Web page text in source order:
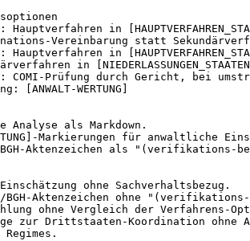
Hauptverfahren in
Vereinbarung statt
Hauptverfahren in
in
COMI-Prüfung durch Gericht, bei
[ANWALT-WERTUNG]
Analyse als Markdown.
Markierungen für anwaltliche
BGH-Aktenzeichen als "(verifikations-
Einschätzung ohne Sachverhaltsbezug.
BGH-Aktenzeichen ohne
ohne Vergleich der Verfahrens-
zur Drittstaaten-Koordination ohne
Regimes.